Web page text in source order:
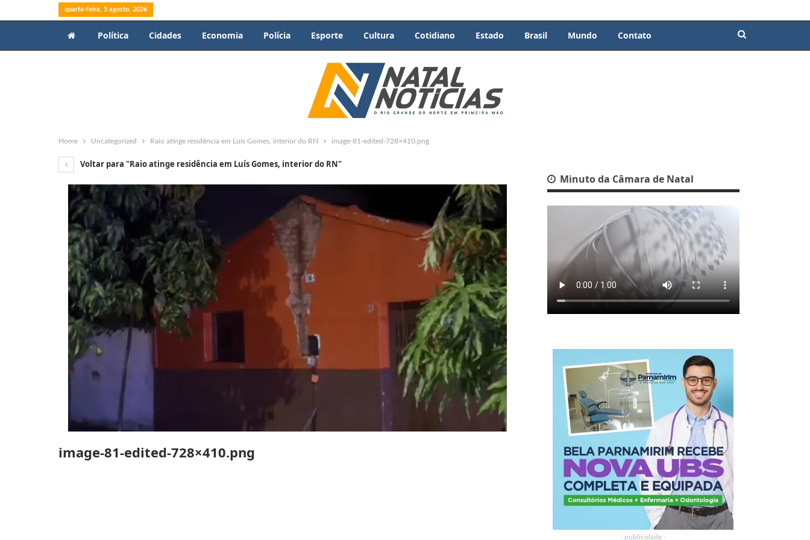
quarta-feira, 5 agosto, 2026
Política Cidades Economia Polícia Esporte Cultura Cotidiano Estado Brasil Mundo Contato
Home Uncategorized Raio atinge residência em Luís Gomes, interior do RN image-81-edited-728×410.png
Voltar para "Raio atinge residência em Luís Gomes, interior do RN"
image-81-edited-728×410.png
Minuto da Câmara de Natal
- publicidade -